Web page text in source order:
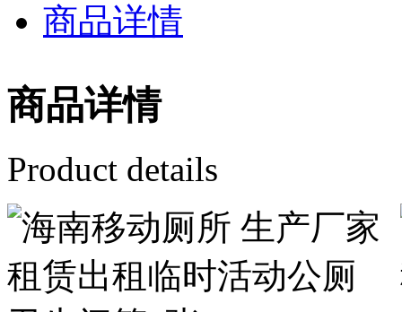
商品详情
商品详情
Product details